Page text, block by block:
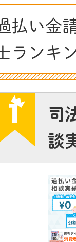
払い金
ランキ
司
談